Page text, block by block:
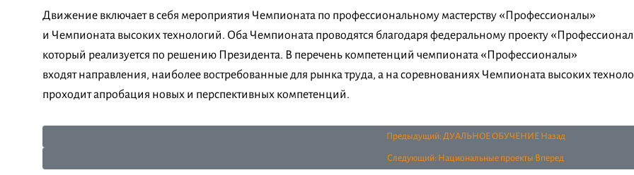
Движение включает в себя мероприятия Чемпионата по профессиональному мастерству «Профессионалы»
и Чемпионата высоких технологий. Оба Чемпионата проводятся благодаря федеральному проекту
который реализуется по решению Президента. В перечень компетенций чемпионата «Профессионалы»
входят направления, наиболее востребованные для рынка труда, а на соревнованиях Чемпионата высоких
проходит апробация новых и перспективных компетенций.
Предыдущий: ДУАЛЬНОЕ ОБУЧЕНИЕ Назад
Следующий: Национальные проекты Вперед